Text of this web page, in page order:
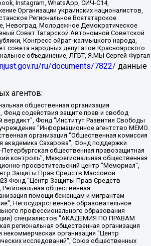
Instagram, WhatsApp, СИЧ-С14,
Организации украинских националистов,
Региональное Всетатарское
Невоград, Молодежное Демократическое
Совет Татарской Автономной Советской
Конгресс ойрат-калмыцкого народа,
совета народных депутатов Красноярского
объединение, ЛГБТ, Я.МЫ Сергей Фургал
ru/documents/7822/ данные
агентов:
SIA", https://theins.ru, Постернак Алексей Евгеньевич, Рубин Михаил Аркадьевич, Анин Роман Александрович, Юридическое лицо Istories fonds, зарегистрированное в Латвийской Республике (регистрационный номер 50008295751, дата регистрации 24.02.2020), Великовский Дмитрий Александрович, Долинина Ирина Николаевна, Мароховская Алеся Алексеевна, Шлейнов Роман Юрьевич, Шмагун Олеся Валентиновна, Общество с ограниченной ответственностью "Альтаир 2021", Общество с ограниченной ответственностью "Вега 2021", Общество с ограниченной ответственностью "Главный редактор 2021", Общество с ограниченной ответственностью "Ромашки монолит", Важенков Артем Валерьевич, Ивановская областная общественная организация "Центр гендерных исследований", Гурман Юрий Альбертович, Медиапроект "ОВД-Инфо", Егоров Владимир Владимирович, Жилинский Владимир Александрович, Общество с ограниченной ответственностью "ЗП", Иванова София Юрьевна, Карезина Инна Павловна, Кильтау Екатерина Викторовна, Петров Алексей Викторович, Пискунов Сергей Евгеньевич, Смирнов Сергей Сергеевич, Тихонов Михаил Сергеевич, Общество с ограниченной ответственностью "ЖУРНАЛИСТ-ИНОСТРАННЫЙ АГЕНТ", Арапова Галина Юрьевна, Вольтская Татьяна Анатольевна, Американская компания "Mason G.E.S. Anonymous Foundation" (США), являющаяся владельцем интернет-издания https://mnews.world/, Компания "Stichting Bellingcat", зарегистрированная в Нидерландах (дата регистрации 11.07.2018), Захаров Андрей Вячеславович, Клепиковская Екатерина Дмитриевна, Общество с ограниченной ответственностью "МЕМО", Перл Роман Александрович, Симонов Евгений Алексеевич, Соловьева Елена Анатольевна, Сотников Даниил Владимирович, Сурначева Елизавета Дмитриевна, Автономная некоммерческая организация по защите прав человека и информированию населения "Якутия – Наше Мнение", Общество с ограниченной ответственностью "Москоу диджитал медиа", с 26.01.2023 Общество с ограниченной ответственностью "Чайка Белые сады", Ветошкина Валерия Валерьевна, Заговора Максим Александрович, Межрегиональное общественное движение "Российская ЛГБТ - сеть", Оленичев Максим Владимирович, Павлов Иван Юрьевич, Скворцова Елена Сергеевна, Общество с ограниченной ответственностью "Как бы инагент", Кочетков Игорь Викторович, Общество с ограниченной ответственностью "Честные выборы", Еланчик Олег Александрович, Общество с ограниченной ответственностью "Нобелевский призыв", Гималова Регина Эмилевна, Григорьев Андрей Валерьевич, Григорьева Алина Александровна, Ассоциация по содействию защите прав призывников, альтернативнослужащих и военнослужащих "Правозащитная группа "Гражданин.Армия.Право", Хисамова Регина Фаритовна, Автономная некоммерческая организация по реализации социально-правовых программ "Лилит", Дальневосточное общественное движение "Маяк", Санкт-Петербургская ЛГБТ-инициативная группа "Выход", Инициативная группа ЛГБТ+ "Реверс", Алексеев Андрей Викторович, Бекбулатова Таисия Львовна, Беляев Иван Михайлович, Владыкина Елена Сергеевна, Гельман Марат Александрович, Никульшина Вероника Юрьевна, Толоконникова Надежда Андреевна, Шендерович Виктор Анатольевич, Общество с ограниченной ответственностью "Данное сообщение", Общество с ограниченной ответственностью Издательский дом "Новая глава", Айнбиндер Александра Александровна, Московский комьюнити-центр для ЛГБТ+инициатив, Благотворительный фонд развития филантропии, Deutsche Welle (Германия, Kurt-Schumacher-Strasse 3, 53113 Bonn), Борзунова Мария Михайловна, Воробьев Виктор Викторович, Голубева Анна Львовна, Константинова Алла Михайловна, Малкова Ирина Владимировна, Мурадов Мурад Абдулгалимович, Осетинская Елизавета Николаевна, Понасенков Евгений Николаевич, Ганапольский Матвей Юрьевич, Киселев Евгений Алексеевич, Борухович Ирина Григорьевна, Дремин Иван Тимофеевич, Дубровский Дмитрий Викторович, Красноярская региональная общественная организация поддержки и развития альтернативных образовательных технологий и межкультурных коммуникаций "ИНТЕРРА", Маяковская Екатерина Алексеевна, Фейгин Марк Захарович, Филимонов Андрей Викторович, Дзугкоева Регина Николаевна, Доброхотов Роман Александрович, Дудь Юрий Александрович, Елкин Сергей Владимирович, Кругликов Кирилл Игоревич, Сабунаева Мария Леонидовна, Семенов Алексей Владимирович, Шаинян Карен Багратович, Шульман Екатерина Михайловна, Асафьев Артур Валерьевич, Вахштайн Виктор Семенович, Венедиктов Алексей Алексеевич, Лушникова Екатерина Евгеньевна, Волков Леонид Михайлович, Невзоров Александр Глебович, Пархоменко Сергей Борисович, Сироткин Ярослав Николаевич, Кара-Мурза Владимир Владимирович, Баранова Наталья Владимировна, Гозман Леонид Яковлевич, Кагарлицкий Борис Юльевич, Климарев Михаил Валерьевич, Милов Владимир Станиславович, Автономная некоммерческая организация Краснодарский центр современного искусства "Типография", Моргенштерн Алишер Тагирович, Соболь Любовь Эдуардовна, Общество с ограниченной ответственностью "ЛИЗА НОРМ", Каспаров Гарри Кимович, Ходорковский Михаил Борисович, Общество с ограниченной ответственностью "Апрельские тезисы", Данилович Ирина Брониславовна, Кашин Олег Владимирович, Петров Николай Владимирович, Пивоваров Алексей Владимирович, Соколов Михаил Владимирович, Цветкова Юлия Владимировна, Чичваркин Евгений Александрович, Комитет против пыток/Команда против пыток, Общество с ограниченной ответственностью "Первый научный", Общество с ограниченной ответственностью "Вертолет и ко", Белоцерковская Вероника Борисовна, Кац Максим Евгеньевич, Лазарева Татьяна Юрьевна, Шаведдинов Руслан Табризович, Яшин Илья Валерьевич, Общество с ограниченной ответственностью "Иноагент ААВ", Алешковский Дмитрий Петрович, Альбац Евгения Марковна, Быков Дмитрий Львович, Галямина Юлия Евгеньевна, Лойко Сергей Леонидович, Мартынов Кирилл Константинович, Медведев Сергей Александрович, Крашенинников Федор Геннадиевич, Гордеева Катерина Вл